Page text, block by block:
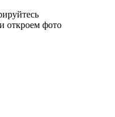
откроем фото